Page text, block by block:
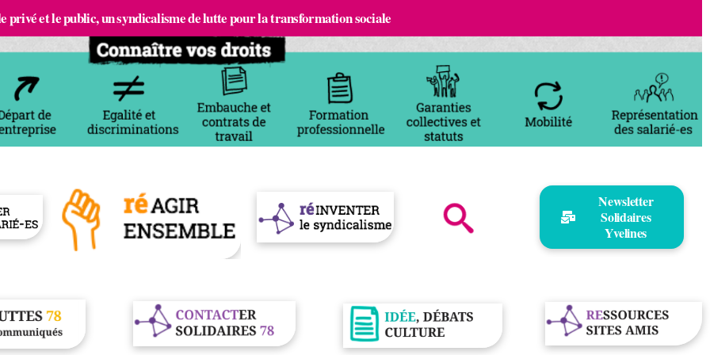
privé et le public, un syndicalisme de lutte pour la transformation sociale
Newsletter
Solidaires
Yvelines